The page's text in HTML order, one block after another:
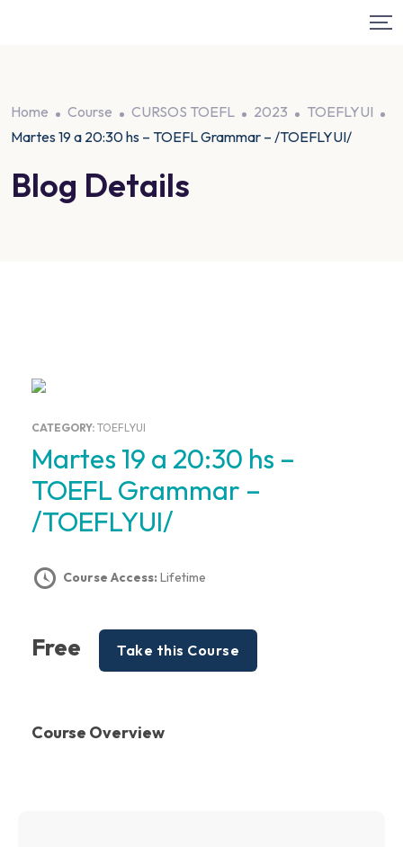
Home Course CURSOS TOEFL 2023
TOEFLYUI
Martes 19 a 20:30 hs – TOEFL Grammar – /TOEFLYUI/
Blog Details
CATEGORY: TOEFLYUI
Martes 19 a 20:30 hs –
TOEFL Grammar –
/TOEFLYUI/
Course Access: Lifetime
Free Take this Course
Course Overview